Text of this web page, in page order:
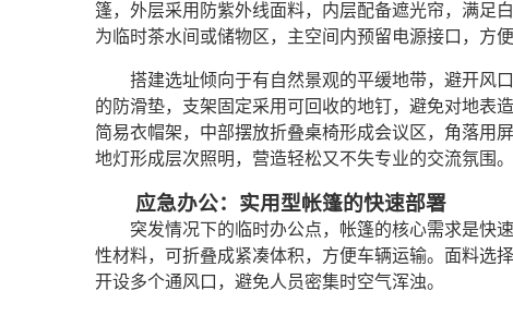
篷，外层采用防紫外线面料，内层配备遮光帘，满足
为临时茶水间或储物区，主空间内预留电源接口，方
搭建选址倾向于有自然景观的平缓地带，避开风
的防滑垫，支架固定采用可回收的地钉，避免对地表
简易衣帽架，中部摆放折叠桌椅形成会议区，角落用
地灯形成层次照明，营造轻松又不失专业的交流氛围。
应急办公：实用型帐篷的快速部署
突发情况下的临时办公点，帐篷的核心需求是快
性材料，可折叠成紧凑体积，方便车辆运输。面料选
开设多个通风口，避免人员密集时空气浑浊。